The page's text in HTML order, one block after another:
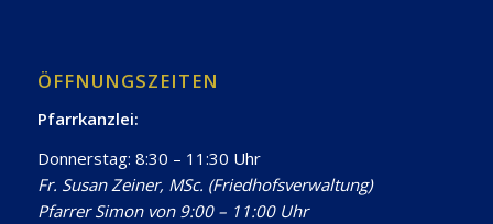
ÖFFNUNGSZEITEN
Pfarrkanzlei:
Donnerstag: 8:30 – 11:30 Uhr
Fr. Susan Zeiner, MSc. (Friedhofsverwaltung)
Pfarrer Simon von 9:00 – 11:00 Uhr